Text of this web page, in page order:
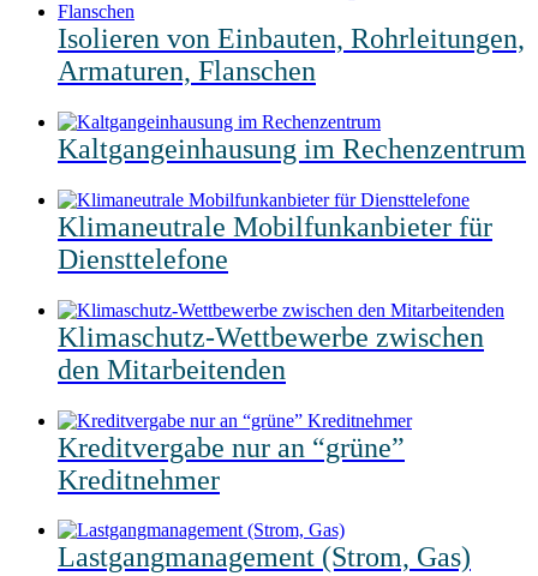
Isolieren von Einbauten, Rohrleitungen,
Armaturen, Flanschen
Kaltgangeinhausung im Rechenzentrum
Klimaneutrale Mobilfunkanbieter für
Diensttelefone
Klimaschutz-Wettbewerbe zwischen
den Mitarbeitenden
Kreditvergabe nur an “grüne”
Kreditnehmer
Lastgangmanagement (Strom, Gas)